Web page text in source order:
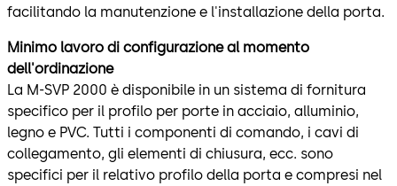
facilitando la manutenzione e l'installazione della porta.
Minimo lavoro di configurazione al momento
dell'ordinazione
La M-SVP 2000 è disponibile in un sistema di fornitura
specifico per il profilo per porte in acciaio, alluminio,
legno e PVC. Tutti i componenti di comando, i cavi di
collegamento, gli elementi di chiusura, ecc. sono
specifici per il relativo profilo della porta e compresi nel